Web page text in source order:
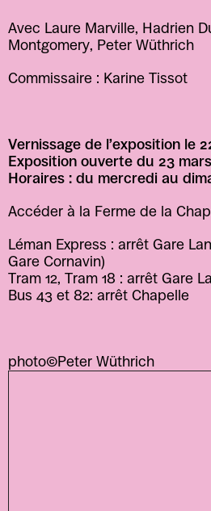
Avec Laure Marville, Hadrien
Montgomery, Peter Wüthrich
Commissaire : Karine Tissot
Vernissage de l’exposition le
Exposition ouverte du 23
Horaires : du mercredi au
Accéder à la Ferme de la
Léman Express : arrêt Gare
Gare Cornavin)
Tram 12, Tram 18 : arrêt Gare
Bus 43 et 82: arrêt Chapelle
photo©Peter Wüthrich